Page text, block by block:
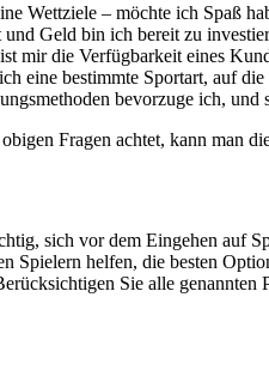
Wettziele – möchte ich Spaß
Geld bin ich bereit zu
mir die Verfügbarkeit eines
eine bestimmte Sportart, auf
bevorzuge ich, und
Fragen achtet, kann man
sich vor dem Eingehen auf
Spielern helfen, die besten
Sie alle genannten